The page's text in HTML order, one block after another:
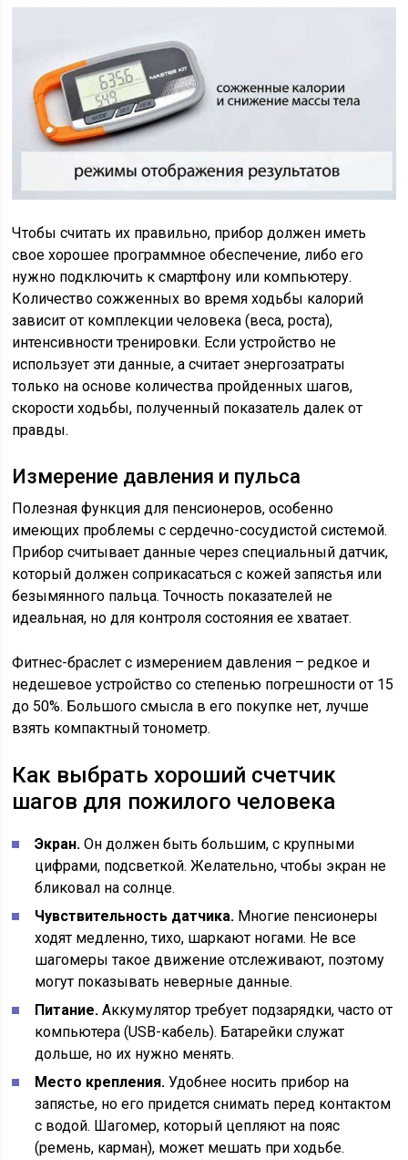
Чтобы считать их правильно, прибор должен иметь
свое хорошее программное обеспечение, либо его
нужно подключить к смартфону или компьютеру.
Количество сожженных во время ходьбы калорий
зависит от комплекции человека (веса, роста),
интенсивности тренировки. Если устройство не
использует эти данные, а считает энергозатраты
только на основе количества пройденных шагов,
скорости ходьбы, полученный показатель далек от
правды.
Измерение давления и пульса
Полезная функция для пенсионеров, особенно
имеющих проблемы с сердечно-сосудистой системой.
Прибор считывает данные через специальный датчик,
который должен соприкасаться с кожей запястья или
безымянного пальца. Точность показателей не
идеальная, но для контроля состояния ее хватает.
Фитнес-браслет с измерением давления – редкое и
недешевое устройство со степенью погрешности от 15
до 50%. Большого смысла в его покупке нет, лучше
взять компактный тонометр.
Как выбрать хороший счетчик
шагов для пожилого человека
Экран. Он должен быть большим, с крупными
цифрами, подсветкой. Желательно, чтобы экран не
бликовал на солнце.
Чувствительность датчика. Многие пенсионеры
ходят медленно, тихо, шаркают ногами. Не все
шагомеры такое движение отслеживают, поэтому
могут показывать неверные данные.
Питание. Аккумулятор требует подзарядки, часто от
компьютера (USB-кабель). Батарейки служат
дольше, но их нужно менять.
Место крепления.Удобнее носить прибор на
запястье, но его придется снимать перед контактом
с водой. Шагомер, который цепляют на пояс
(ремень, карман), может мешать при ходьбе.